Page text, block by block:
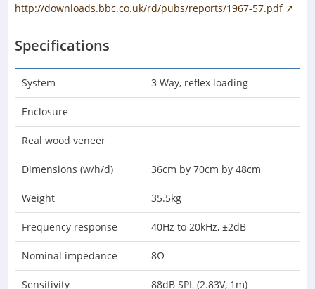
http://downloads.bbc.co.uk/rd/pubs/reports/1967-57.pdf
Specifications
System 3 Way, reflex loading
Enclosure
Real wood veneer
Dimensions (w/h/d) 36cm by 70cm by 48cm
Weight 35.5kg
Frequency response 40Hz to 20kHz, ±2dB
Nominal impedance 8Ω
Sensitivity 88dB SPL (2.83V, 1m)